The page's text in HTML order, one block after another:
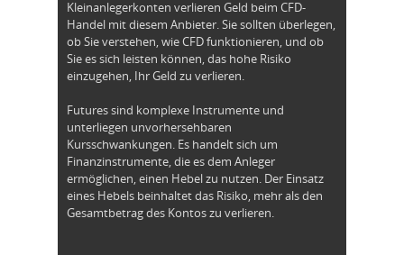
Kleinanlegerkonten verlieren Geld beim CFD-
Handel mit diesem Anbieter. Sie sollten überlegen,
ob Sie verstehen, wie CFD funktionieren, und ob
Sie es sich leisten können, das hohe Risiko
einzugehen, Ihr Geld zu verlieren.
Futures sind komplexe Instrumente und
unterliegen unvorhersehbaren
Kursschwankungen. Es handelt sich um
Finanzinstrumente, die es dem Anleger
ermöglichen, einen Hebel zu nutzen. Der Einsatz
eines Hebels beinhaltet das Risiko, mehr als den
Gesamtbetrag des Kontos zu verlieren.